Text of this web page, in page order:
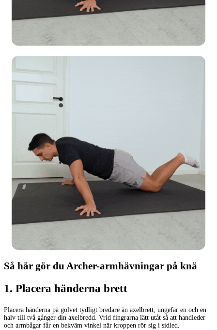
Så här gör du Archer-armhävningar på knä
1. Placera händerna brett
Placera händerna på golvet tydligt bredare än axelbrett, ungefär en och en
halv till två gånger din axelbredd. Vrid fingrarna lätt utåt så att handleder
och armbågar får en bekväm vinkel när kroppen rör sig i sidled.